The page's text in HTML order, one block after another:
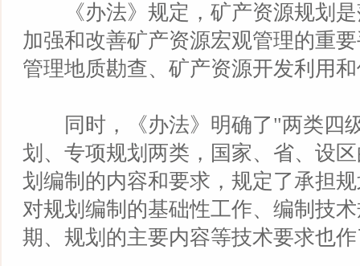
《办法》规定，矿产资源规划是
加强和改善矿产资源宏观管理的重
管理地质勘查、矿产资源开发利用
同时，《办法》明确了"两类四
划、专项规划两类，国家、省、设
划编制的内容和要求，规定了承担
对规划编制的基础性工作、编制技
期、规划的主要内容等技术要求也